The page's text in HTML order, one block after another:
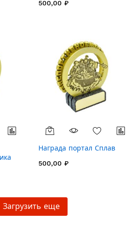
500,00 ₽
Награда портал Сплав
500,00 ₽
Загрузить еще